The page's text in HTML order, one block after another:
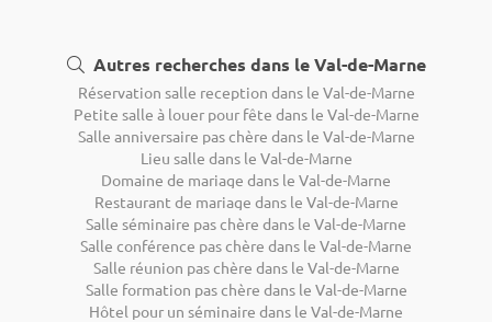
Autres recherches dans le Val-de-Marne
Réservation salle reception dans le Val-de-Marne
Petite salle à louer pour fête dans le Val-de-Marne
Salle anniversaire pas chère dans le Val-de-Marne
Lieu salle dans le Val-de-Marne
Domaine de mariage dans le Val-de-Marne
Restaurant de mariage dans le Val-de-Marne
Salle séminaire pas chère dans le Val-de-Marne
Salle conférence pas chère dans le Val-de-Marne
Salle réunion pas chère dans le Val-de-Marne
Salle formation pas chère dans le Val-de-Marne
Hôtel pour un séminaire dans le Val-de-Marne